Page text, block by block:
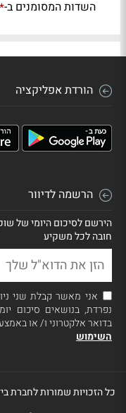
השדות המסומנים ב-*
הורדת אפליקציה
הרשמה לדיוור
הירשם לסיכום היומי של
חובה לכל משקיע
אני מאשר קבלת שני
נפרדת, בנושאים סיכום
בדואר אלקטרוני ו/ או
השימוש
כל הזכויות שמורות לחברת